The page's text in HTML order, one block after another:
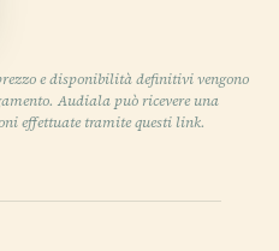
e disponibilità definitivi vengono
Audiala può ricevere una
effettuate tramite questi link.